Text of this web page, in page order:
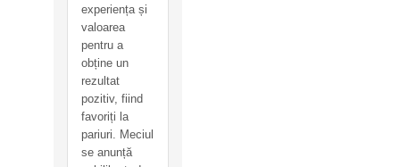
experiența și
valoarea
pentru a
obține un
rezultat
pozitiv, fiind
favoriți la
pariuri. Meciul
se anunță